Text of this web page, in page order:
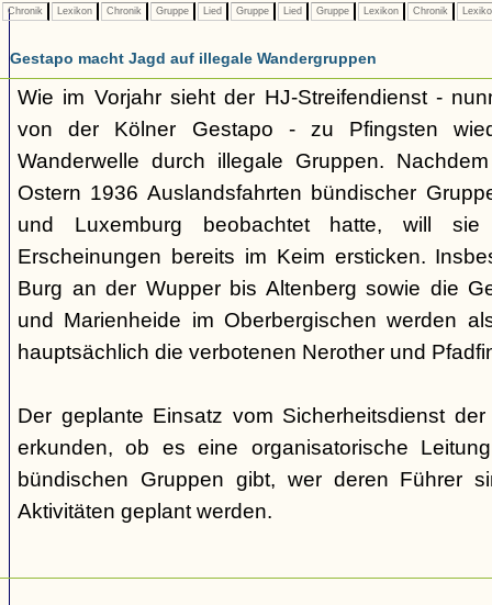
Chronik Lexikon Chronik Gruppe Lied Gruppe Lied Gruppe Lexikon Chronik
Gestapo macht Jagd auf illegale Wandergruppen
Wie im Vorjahr sieht der HJ-Streifendienst -
von der Kölner Gestapo - zu Pfingsten
Wanderwelle durch illegale Gruppen.
Ostern 1936 Auslandsfahrten bündischer
und Luxemburg beobachtet hatte, will
Erscheinungen bereits im Keim ersticken.
Burg an der Wupper bis Altenberg sowie die
und Marienheide im Oberbergischen werden
hauptsächlich die verbotenen Nerother und
Der geplante Einsatz vom Sicherheitsdienst
erkunden, ob es eine organisatorische
bündischen Gruppen gibt, wer deren Führer
Aktivitäten geplant werden.